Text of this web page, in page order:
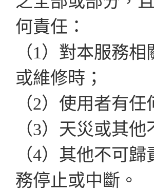
何責任：
（1）對本服務
或維修時；
（2）使用者有
（3）天災或其
（4）其他不可
務停止或中斷。